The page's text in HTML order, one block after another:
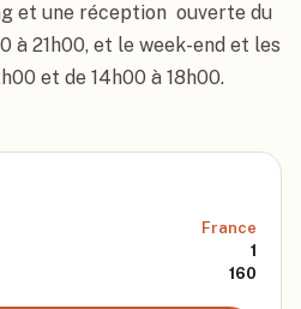
et une réception  ouverte du
à 21h00, et le week-end et les
et de 14h00 à 18h00.
France
1
160